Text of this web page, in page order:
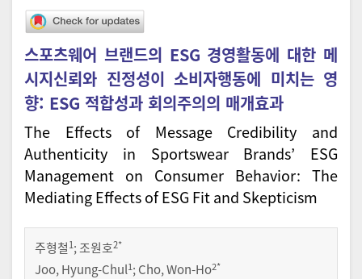
스포츠웨어 브랜드의 ESG 경영활동에 대한 메
시지신뢰와 진정성이 소비자행동에 미치는 영
향: ESG 적합성과 회의주의의 매개효과
The Effects of Message Credibility and
Authenticity in Sportswear Brands’ ESG
Management on Consumer Behavior: The
Mediating Effects of ESG Fit and Skepticism
주형철1;조원호2*
Joo, Hyung-Chul1; Cho, Won-Ho2*